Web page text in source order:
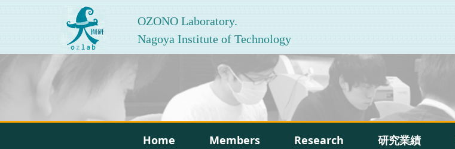
OZONO Laboratory.
Nagoya Institute of Technology
Home Members Research 研究業績